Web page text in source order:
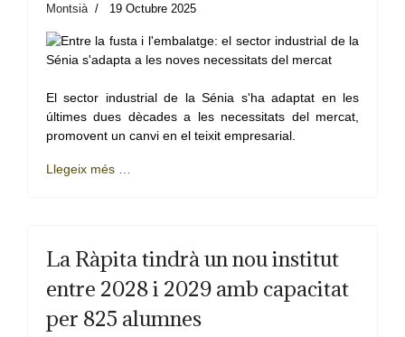
Montsià 19 Octubre 2025
El sector industrial de la Sénia s'ha adaptat en les
últimes dues dècades a les necessitats del mercat,
promovent un canvi en el teixit empresarial.
Llegeix més …
La Ràpita tindrà un nou institut
entre 2028 i 2029 amb capacitat
per 825 alumnes